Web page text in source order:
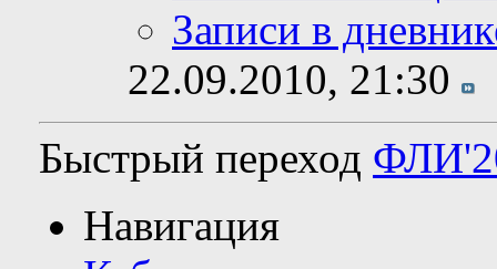
Записи в
22.09.2010, 21:30
Быстрый переход
Навигация